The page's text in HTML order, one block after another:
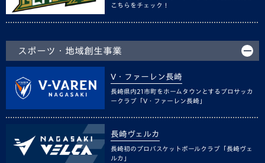
こちらをチェック！
スポーツ・地域創生事業
V・ファーレン長崎
長崎県内21市町をホームタウンとするプロサッカ
ークラブ「V・ファーレン長崎」
長崎ヴェルカ
長崎初のプロバスケットボールクラブ「長崎ヴェ
ルカ」